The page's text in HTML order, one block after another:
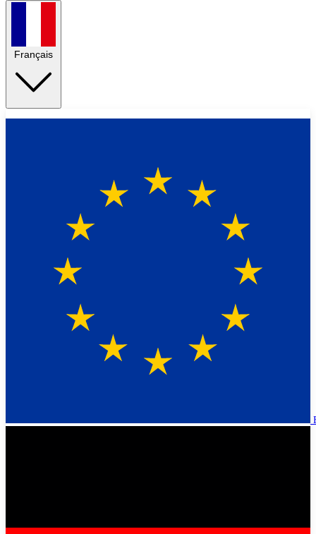
Français